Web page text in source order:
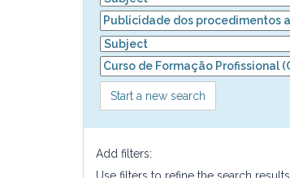
Start a new search
Add filters: